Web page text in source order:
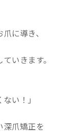
に導き、
いきます。
い！」
深爪矯正を